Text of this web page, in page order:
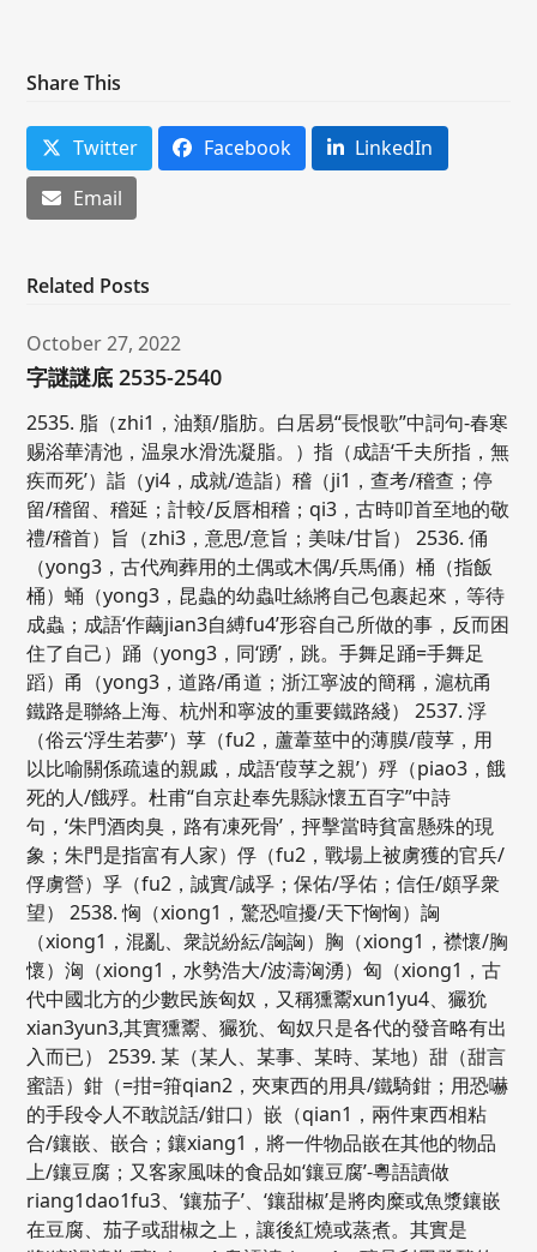
Share This
Twitter Facebook
LinkedIn
Email
Related Posts
October 27, 2022
字謎謎底 2535-2540
2535. 脂（zhi1，油類/脂肪。白居易“長恨歌”中詞句-春寒
赐浴華清池，温泉水滑洗凝脂。）指（成語‘千夫所指，無
疾而死’）詣（yi4，成就/造詣）稽（ji1，查考/稽查；停
留/稽留、稽延；計較/反唇相稽；qi3，古時叩首至地的敬
禮/稽首）旨（zhi3，意思/意旨；美味/甘旨） 2536. 俑
（yong3，古代殉葬用的土偶或木偶/兵馬俑）桶（指飯
桶）蛹（yong3，昆蟲的幼蟲吐絲將自己包裹起來，等待
成蟲；成語‘作繭jian3自縛fu4’形容自己所做的事，反而困
住了自己）踊（yong3，同‘踴’，跳。手舞足踊=手舞足
蹈）甬（yong3，道路/甬道；浙江寧波的簡稱，滬杭甬
鐵路是聯絡上海、杭州和寧波的重要鐵路綫） 2537. 浮
（俗云‘浮生若夢’）莩（fu2，蘆葦莖中的薄膜/葭莩，用
以比喻關係疏遠的親戚，成語‘葭莩之親’）殍（piao3，餓
死的人/餓殍。杜甫“自京赴奉先縣詠懷五百字”中詩
句，‘朱門酒肉臭，路有凍死骨’，抨擊當時貧富懸殊的現
象；朱門是指富有人家）俘（fu2，戰場上被虜獲的官兵/
俘虜營）孚（fu2，誠實/誠孚；保佑/孚佑；信任/頗孚衆
望） 2538. 恟（xiong1，驚恐喧擾/天下恟恟）詾
（xiong1，混亂、衆説紛紜/詾詾）胸（xiong1，襟懷/胸
懷）洶（xiong1，水勢浩大/波濤洶湧）匈（xiong1，古
代中國北方的少數民族匈奴，又稱獯鬻xun1yu4、玁狁
xian3yun3,其實獯鬻、玁狁、匈奴只是各代的發音略有出
入而已） 2539. 某（某人、某事、某時、某地）甜（甜言
蜜語）鉗（=拑=箝qian2，夾東西的用具/鐵騎鉗；用恐嚇
的手段令人不敢説話/鉗口）嵌（qian1，兩件東西相粘
合/鑲嵌、嵌合；鑲xiang1，將一件物品嵌在其他的物品
上/鑲豆腐；又客家風味的食品如‘鑲豆腐’-粵語讀做
riang1dao1fu3、‘鑲茄子’、‘鑲甜椒’是將肉糜或魚漿鑲嵌
在豆腐、茄子或甜椒之上，讓後紅燒或蒸煮。其實是